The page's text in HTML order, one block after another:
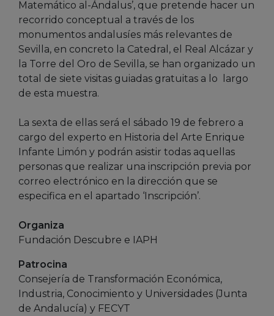
Matemático al-Ándalus’, que pretende hacer un
recorrido conceptual a través de los
monumentos andalusíes más relevantes de
Sevilla, en concreto la Catedral, el Real Alcázar y
la Torre del Oro de Sevilla, se han organizado un
total de siete visitas guiadas gratuitas a lo largo
de esta muestra.
La sexta de ellas será el sábado 19 de febrero a
cargo del experto en Historia del Arte Enrique
Infante Limón y podrán asistir todas aquellas
personas que realizar una inscripción previa por
correo electrónico en la dirección que se
especifica en el apartado ‘Inscripción’.
Organiza
Fundación Descubre e IAPH
Patrocina
Consejería de Transformación Económica,
Industria, Conocimiento y Universidades (Junta
de Andalucía) y FECYT